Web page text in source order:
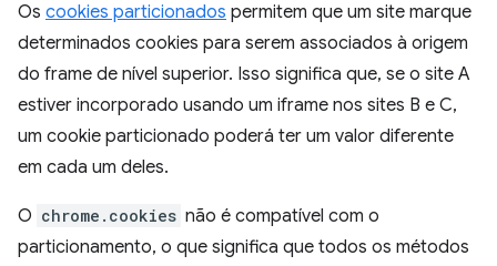
Os cookies particionados permitem que um site marque
determinados cookies para serem associados à origem
do frame de nível superior. Isso significa que, se o site A
estiver incorporado usando um iframe nos sites B e C,
um cookie particionado poderá ter um valor diferente
em cada um deles.
O chrome.cookies não é compatível com o
particionamento, o que significa que todos os métodos